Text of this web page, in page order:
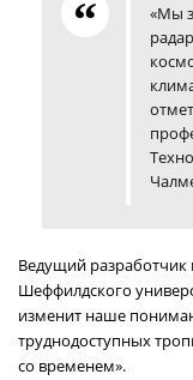
«Мы
Ведущий
Шеффилдского
изменит наше
труднодоступных
со временем».